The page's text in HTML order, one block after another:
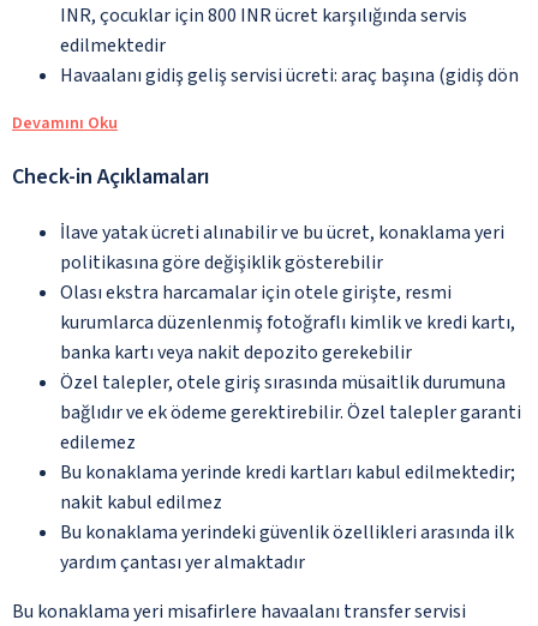
INR, çocuklar için 800 INR ücret karşılığında servis
edilmektedir
Havaalanı gidiş geliş servisi ücreti: araç başına (gidiş dön
Devamını Oku
Check-in Açıklamaları
İlave yatak ücreti alınabilir ve bu ücret, konaklama yeri
politikasına göre değişiklik gösterebilir
Olası ekstra harcamalar için otele girişte, resmi
kurumlarca düzenlenmiş fotoğraflı kimlik ve kredi kartı,
banka kartı veya nakit depozito gerekebilir
Özel talepler, otele giriş sırasında müsaitlik durumuna
bağlıdır ve ek ödeme gerektirebilir. Özel talepler garanti
edilemez
Bu konaklama yerinde kredi kartları kabul edilmektedir;
nakit kabul edilmez
Bu konaklama yerindeki güvenlik özellikleri arasında ilk
yardım çantası yer almaktadır
Bu konaklama yeri misafirlere havaalanı transfer servisi